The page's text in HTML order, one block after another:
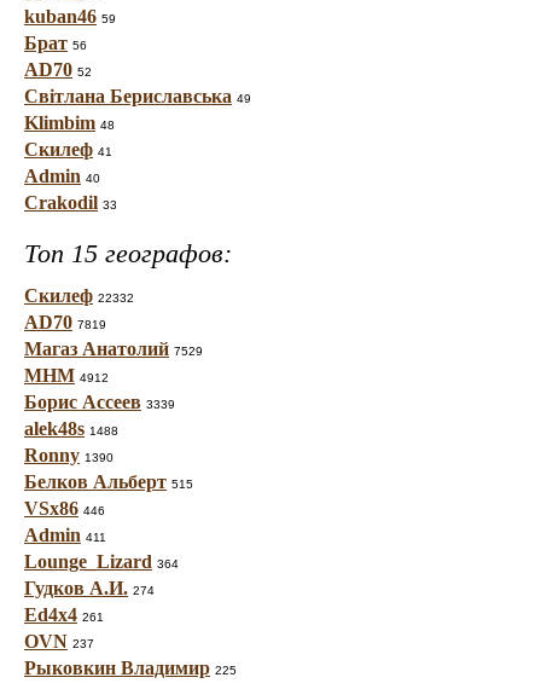
kuban46 59
Брат 56
AD70 52
Світлана Бериславська 49
Klimbim 48
Скилеф 41
Admin 40
Crakodil 33
Топ 15 географов:
Скилеф 22332
AD70 7819
Магаз Анатолий 7529
МНМ 4912
Борис Ассеев 3339
alek48s 1488
Ronny 1390
Белков Альберт 515
VSx86 446
Admin 411
Lounge_Lizard 364
Гудков А.И. 274
Ed4x4 261
OVN 237
Рыковкин Владимир 225